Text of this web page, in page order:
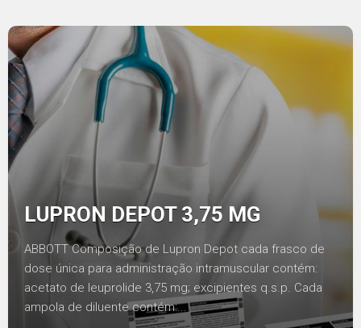
LUPRON DEPOT 3,75 MG
ABBOTT Composição de Lupron Depot cada frasco de
dose única para administração intramuscular contém:
acetato de leuprolide 3,75 mg; excipientes q.s.p. Cada
ampola de diluente contém:...